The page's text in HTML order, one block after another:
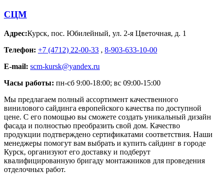
СЦМ
Адрес:Курск, пос. Юбилейный, ул. 2-я Цветочная, д. 1
Телефон: +7 (4712) 22-00-33 , 8-903-633-10-00
E-mail: scm-kursk@yandex.ru
Часы работы: пн-сб 9:00-18:00; вс 09:00-15:00
Мы предлагаем полный ассортимент качественного
винилового сайдинга европейского качества по доступной
цене. С его помощью вы сможете создать уникальный дизайн
фасада и полностью преобразить свой дом. Качество
продукции подтверждено сертификатами соответствия. Наши
менеджеры помогут вам выбрать и купить сайдинг в городе
Курск, организуют его доставку и подберут
квалифицированную бригаду монтажников для проведения
отделочных работ.